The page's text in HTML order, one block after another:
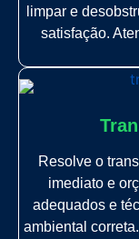
limpar e
satisfação.
Resolve o
imediato e
adequados e
ambiental